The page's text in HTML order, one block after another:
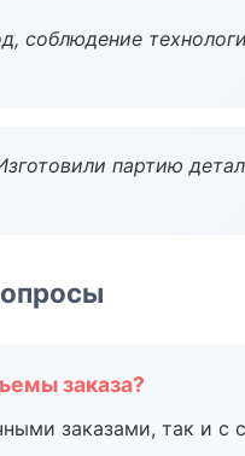
соблюдение
партию
заказа?
заказами, так и